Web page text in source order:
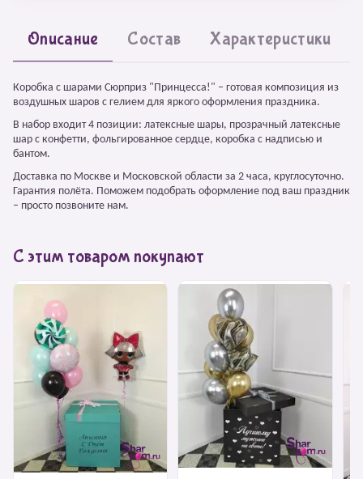
Описание Состав Характеристики
Коробка с шарами Сюрприз "Принцесса!" – готовая композиция из
воздушных шаров с гелием для яркого оформления праздника.
В набор входит 4 позиции: латексные шары, прозрачный латексные
шар с конфетти, фольгированное сердце, коробка с надписью и
бантом.
Доставка по Москве и Московской области за 2 часа, круглосуточно.
Гарантия полёта. Поможем подобрать оформление под ваш праздник
– просто позвоните нам.
С этим товаром покупают